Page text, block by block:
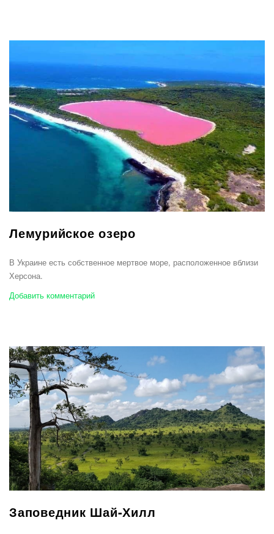
Лемурийское озеро
В Украине есть собственное мертвое море, расположенное вблизи
Херсона.
Добавить комментарий
Заповедник Шай-Хилл